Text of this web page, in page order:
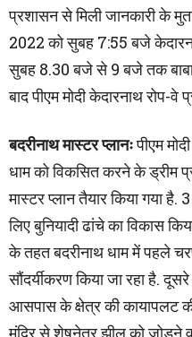
प्रशासन से मिली जानकारी के
2022 को सुबह 7:55 बजे
सुबह 8.30 बजे से 9 बजे तक
बाद पीएम मोदी केदारनाथ रोप-
बदरीनाथ मास्टर प्लानःपीएम
धाम को विकसित करने के ड्रीम
मास्टर प्लान तैयार किया गया
लिए बुनियादी ढांचे का विकास
के तहत बदरीनाथ धाम में पहले
सौंदर्यीकरण किया जा रहा है.
आसपास के क्षेत्र की कायापलट
मंदिर से शेषनेत्र झील को जोड़ने